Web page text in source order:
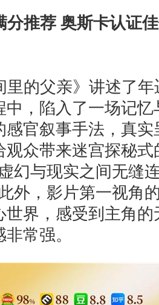
分推荐 奥斯卡认证
里的父亲》讲述了
中，陷入了一场记
感官叙事手法，真
观众带来迷宫探秘
幻与现实之间无缝
外，影片第一视角
世界，感受到主角
常强。